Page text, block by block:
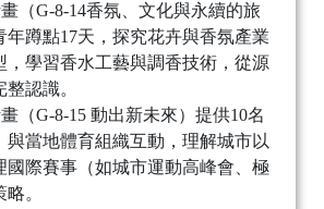
（G-8-14香氛、文化與永續的旅
年蹲點17天，探究花卉與香氛產業
，學習香水工藝與調香技術，從源
認識。
（G-8-15 動出新未來）提供10名
與當地體育組織互動，理解城市以
國際賽事（如城市運動高峰會、極
。